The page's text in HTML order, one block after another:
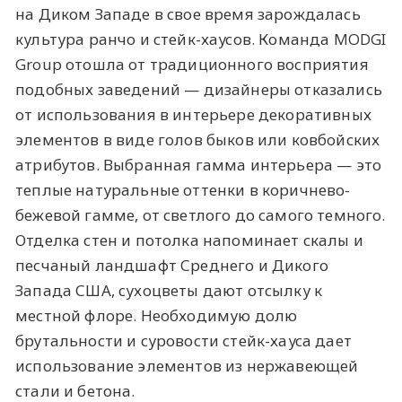
на Диком Западе в свое время зарождалась
культура ранчо и стейк-хаусов. Команда MODGI
Group отошла от традиционного восприятия
подобных заведений — дизайнеры отказались
от использования в интерьере декоративных
элементов в виде голов быков или ковбойских
атрибутов. Выбранная гамма интерьера — это
теплые натуральные оттенки в коричнево-
бежевой гамме, от светлого до самого темного.
Отделка стен и потолка напоминает скалы и
песчаный ландшафт Среднего и Дикого
Запада США, сухоцветы дают отсылку к
местной флоре. Необходимую долю
брутальности и суровости стейк-хауса дает
использование элементов из нержавеющей
стали и бетона.